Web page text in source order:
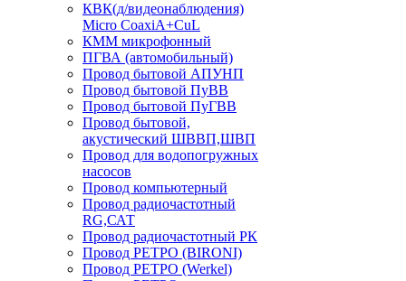
КВК(д/видеонаблюдения)
Micro CoaxiA+CuL
КММ микрофонный
ПГВА (автомобильный)
Провод бытовой АПУНП
Провод бытовой ПуВВ
Провод бытовой ПуГВВ
Провод бытовой,
акустический ШВВП,ШВП
Провод для водопогружных
насосов
Провод компьютерный
Провод радиочастотный
RG,САТ
Провод радиочастотный РК
Провод РЕТРО (BIRONI)
Провод РЕТРО (Werkel)